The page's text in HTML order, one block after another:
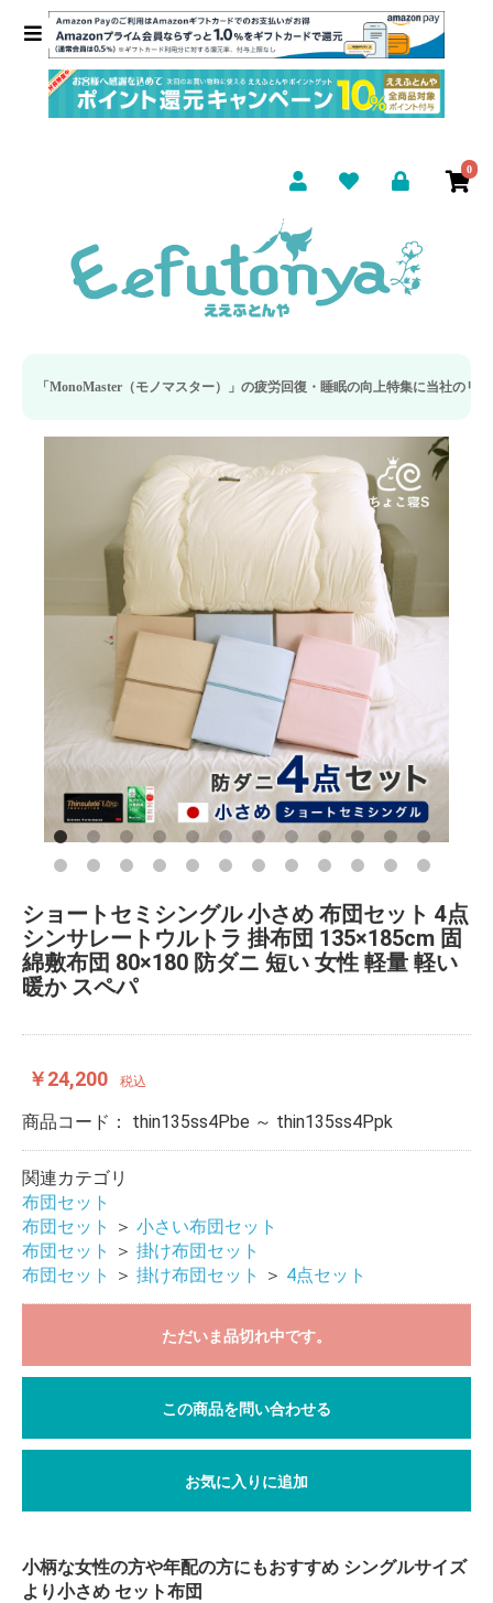
0
ター）」の疲労回復・睡眠の向上特集に当社のリカバリー枕カバーが取り上げら
ショートセミシングル 小さめ 布団セット 4点
シンサレートウルトラ 掛布団 135×185cm 固
綿敷布団 80×180 防ダニ 短い 女性 軽量 軽い
暖か スペパ
￥24,200 税込
商品コード： thin135ss4Pbe ～ thin135ss4Ppk
関連カテゴリ
布団セット
布団セット
＞ 小さい布団セット
布団セット
＞ 掛け布団セット
布団セット
＞ 掛け布団セット ＞ 4点セット
ただいま品切れ中です。
この商品を問い合わせる
お気に入りに追加
小柄な女性の方や年配の方にもおすすめ シングルサイズ
より小さめ セット布団